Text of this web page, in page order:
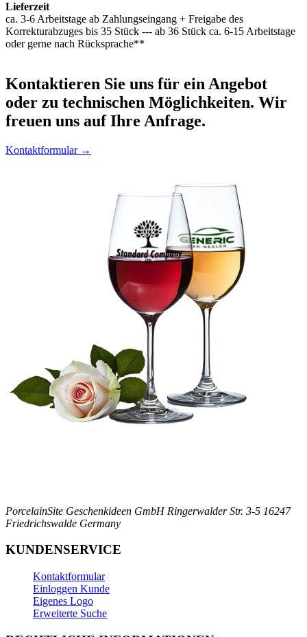
Lieferzeit
ca. 3-6 Arbeitstage ab Zahlungseingang + Freigabe des
Korrekturabzuges bis 35 Stück --- ab 36 Stück ca. 6-15 Arbeitstage
oder gerne nach Rücksprache**
Kontaktieren Sie uns für ein Angebot
oder zu technischen Möglichkeiten. Wir
freuen uns auf Ihre Anfrage.
Kontaktformular →
PorcelainSite Geschenkideen GmbH Ringerwalder Str. 3-5 16247
Friedrichswalde Germany
KUNDENSERVICE
Kontaktformular
Einloggen Kunde
Eigenes Logo
Erweiterte Suche